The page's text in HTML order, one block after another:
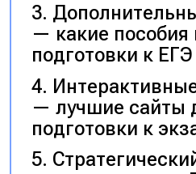
— какие пособия
подготовки к
— лучшие сайты
подготовки к